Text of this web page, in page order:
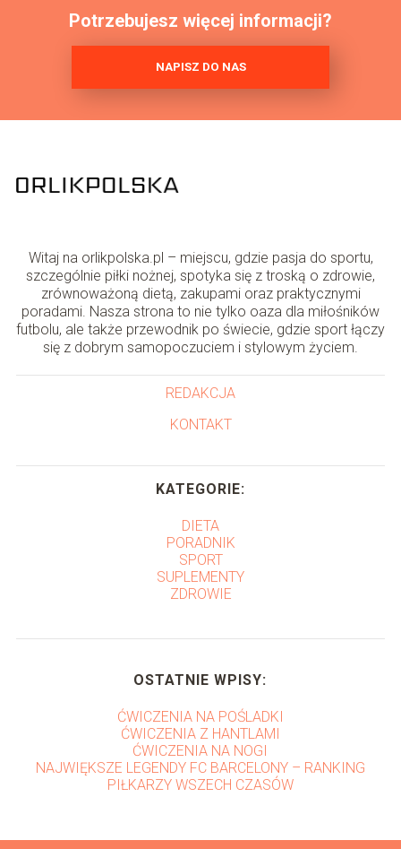
Potrzebujesz więcej informacji?
NAPISZ DO NAS
Witaj na orlikpolska.pl – miejscu, gdzie pasja do sportu,
szczególnie piłki nożnej, spotyka się z troską o zdrowie,
zrównoważoną dietą, zakupami oraz praktycznymi
poradami. Nasza strona to nie tylko oaza dla miłośników
futbolu, ale także przewodnik po świecie, gdzie sport łączy
się z dobrym samopoczuciem i stylowym życiem.
REDAKCJA
KONTAKT
KATEGORIE:
DIETA
PORADNIK
SPORT
SUPLEMENTY
ZDROWIE
OSTATNIE WPISY:
ĆWICZENIA NA POŚLADKI
ĆWICZENIA Z HANTLAMI
ĆWICZENIA NA NOGI
NAJWIĘKSZE LEGENDY FC BARCELONY – RANKING
PIŁKARZY WSZECH CZASÓW